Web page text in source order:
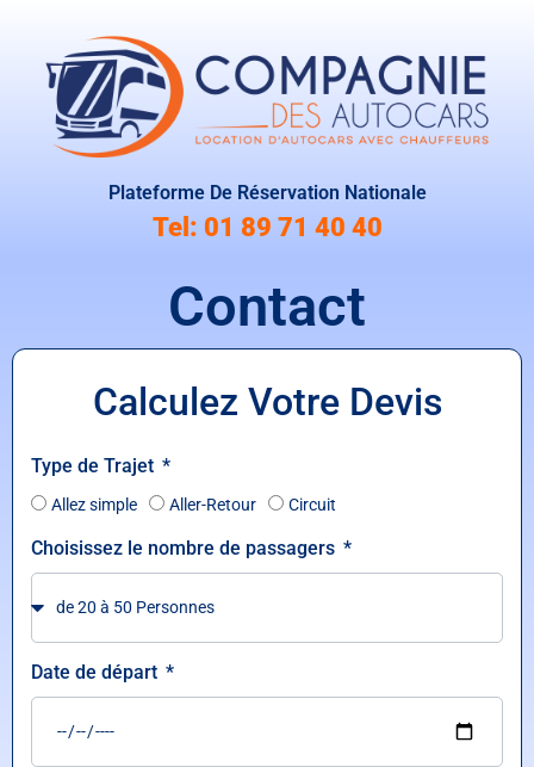
Plateforme De Réservation Nationale
Tel: 01 89 71 40 40
Contact
Calculez Votre Devis
Type de Trajet
Allez simple Aller-Retour Circuit
Choisissez le nombre de passagers
Date de départ